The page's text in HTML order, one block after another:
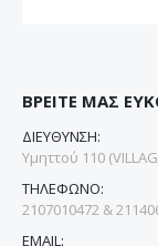
ΒΡΕΙΤΕ ΜΑΣ
ΔΙΕΥΘΥΝΣΗ:
Υμηττού 110
ΤΗΛΕΦΩΝΟ:
2107010472 &
EMAIL: